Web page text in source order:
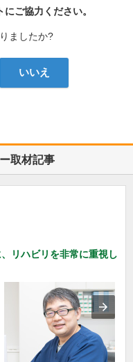
ご協力ください。
ましたか?
いいえ
取材記事
リハビリを非常に重視し